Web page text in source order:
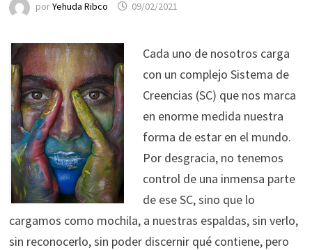
porYehuda Ribco 09/02/2021
Cada uno de nosotros carga
con un complejo Sistema de
Creencias (SC) que nos marca
en enorme medida nuestra
forma de estar en el mundo.
Por desgracia, no tenemos
control de una inmensa parte
de ese SC, sino que lo
cargamos como mochila, a nuestras espaldas, sin verlo,
sin reconocerlo, sin poder discernir qué contiene, pero